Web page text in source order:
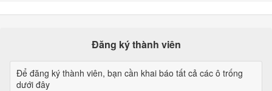
Đăng ký thành viên
Để đăng ký thành viên, bạn cần khai báo tất cả các ô trống
dưới đây